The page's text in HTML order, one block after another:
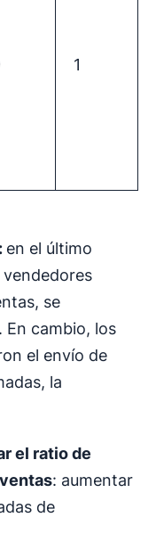
1
en el último
se
En cambio, los
el envío de
la
el ratio de
: aumentar
de